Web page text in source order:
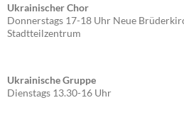
Ukrainischer Chor
Donnerstags 17-18 Uhr Neue
Stadtteilzentrum
Ukrainische Gruppe
Dienstags 13.30-16 Uhr